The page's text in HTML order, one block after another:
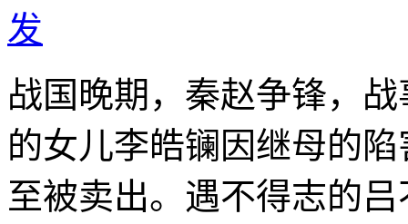
发
战国晚期，秦赵争锋，
的女儿李皓镧因继母的
至被卖出。遇不得志的